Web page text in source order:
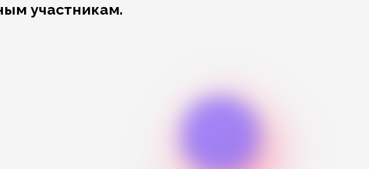
участникам.